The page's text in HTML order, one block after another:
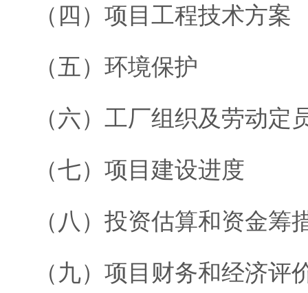
（四）项目工程技术方案
（五）环境保护
（六）工厂组织及劳动定
（七）项目建设进度
（八）投资估算和资金筹
（九）项目财务和经济评